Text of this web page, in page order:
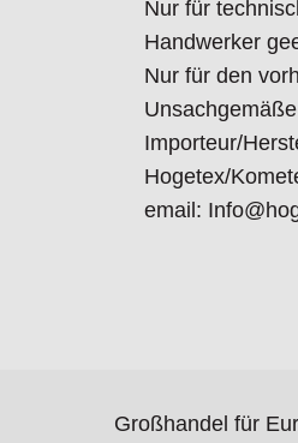
Nur für
Handwerker
Nur für den
Importeur/
Hogetex/
email:
Großhandel für